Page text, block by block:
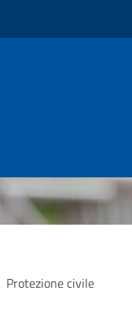
Protezione civile